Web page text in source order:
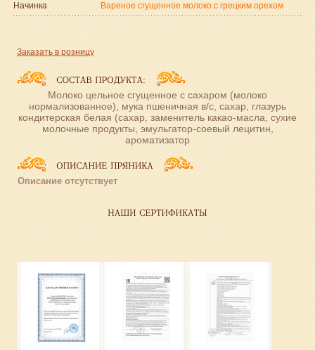
Начинка Вареное сгущенное молоко с грецким орехом
Заказать в розницу
Молоко цельное сгущенное с сахаром (молоко
нормализованное), мука пшеничная в/с, сахар, глазурь
кондитерская белая (сахар, заменитель какао-масла, сухие
молочные продукты, эмульгатор-соевый лецитин,
ароматизатор
Описание отсутствует